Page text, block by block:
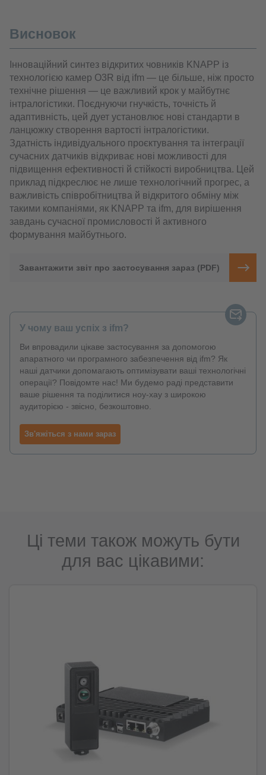
Висновок
Інноваційний синтез відкритих човників KNAPP із
технологією камер O3R від ifm — це більше, ніж просто
технічне рішення — це важливий крок у майбутнє
інтралогістики. Поєднуючи гнучкість, точність й
адаптивність, цей дует установлює нові стандарти в
ланцюжку створення вартості інтралогістики.
Здатність індивідуального проєктування та інтеграції
сучасних датчиків відкриває нові можливості для
підвищення ефективності й стійкості виробництва. Цей
приклад підкреслює не лише технологічний прогрес, а
важливість співробітництва й відкритого обміну між
такими компаніями, як KNAPP та ifm, для вирішення
завдань сучасної промисловості й активного
формування майбутнього.
Завантажити звіт про застосування зараз (PDF)
У чому ваш успіх з ifm?
Ви впровадили цікаве застосування за допомогою
апаратного чи програмного забезпечення від ifm? Як
наші датчики допомагають оптимізувати ваші технологічні
операції? Повідомте нас! Ми будемо раді представити
ваше рішення та поділитися ноу-хау з широкою
аудиторією - звісно, безкоштовно.
Зв'яжіться з нами зараз
Ці теми також можуть бути
для вас цікавими: